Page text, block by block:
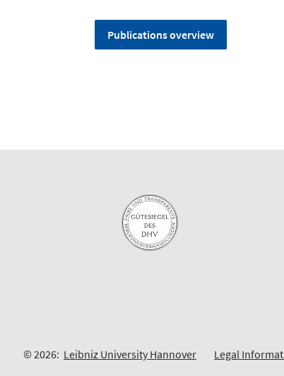
Publications overview
© 2026: Leibniz University Hannover Legal